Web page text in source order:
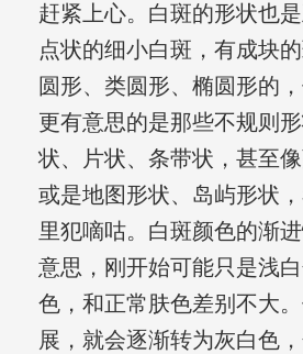
赶紧上心。白斑的形状也
点状的细小白斑，有成块
圆形、类圆形、椭圆形的，
更有意思的是那些不规则
状、片状、条带状，甚至像
或是地图形状、岛屿形状
里犯嘀咕。白斑颜色的渐
意思，刚开始可能只是浅
色，和正常肤色差别不大
展，就会逐渐转为灰白色